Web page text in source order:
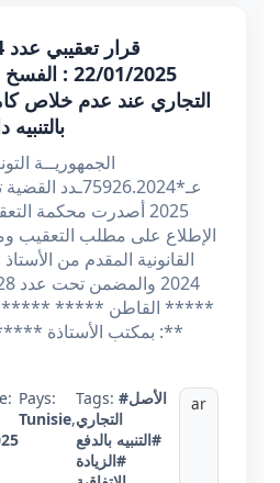
22/01/2025
التجاري عند عدم خلاص
الجمهوريــة
2025 أصدرت محكمة
الإطلاع على مطلب التعقيب
***** القاطن ***** *****
بمكتب الأستاذة ***** . *ضد المعقب ضده :**
Pays:
Tunisie,
Tags: #الأصل
التجاري
#التنبيه بالدفع
#الزيادة
ar